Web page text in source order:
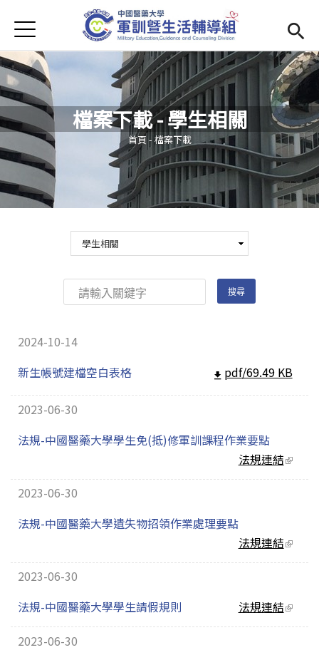
首頁
學務處首頁(link is external)
Open submenu (單位簡介)
單位簡介
最新消息
Open submenu (生活輔導)
生活輔導
Open submenu (校園安全)
校園安全
Open submenu (相關法規及檔案下載)
相關法規及檔案下載
Jump to Navigation
Jump to Main content
檔案下載 - 學生相關
您在這裡
首頁 - 檔案下載
2024-10-14
新生帳號建檔空白表格
pdf/69.49 KB
2023-06-30
法規-中國醫藥大學學生免(抵)修軍訓課程作業要點
法規連結
2023-06-30
法規-中國醫藥大學遺失物招領作業處理要點
法規連結
2023-06-30
法規-中國醫藥大學學生請假規則
法規連結
2023-06-30